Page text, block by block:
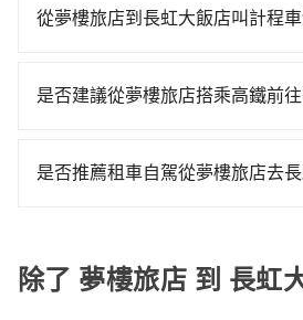
30吋的行李箱，但如有大件行李、
遮住司機視線、不會破壞車體、不
從夢樓旅店到長虹大飯店叫計程
灣大車隊、Uber、Line Taxi、
照里程跳錶計算，價格約為
品質上，tripool都是你從夢樓旅
是否建議從夢樓旅店搭乘高鐵前
適、較貴、費時！從最早06:05一
現場購票並於月台排隊的時間約
分鐘（平均57分）的高鐵從台中站
是否推薦租車自駕從夢樓旅店去
Toyota Yaris、Nissan Kicks，一
人座如Hyundai Staria或
除了 夢樓旅店 到 長虹